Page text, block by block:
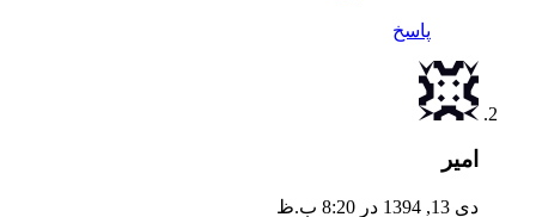
پاسخ
امیر
دی 13, 1394 در 8:20 ب.ظ